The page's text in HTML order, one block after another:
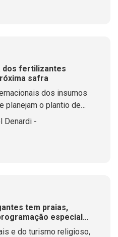
dos fertilizantes
safra
dos insumos
planejam o plantio de
Denardi -
tem praias,
especial
e do turismo religioso,